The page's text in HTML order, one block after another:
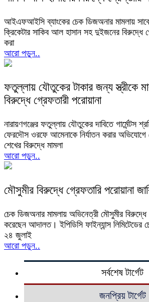
আইএফআইসি ব্যাংকের চেক ডিজঅনার মামলায়
ক্রিকেটার সাকিব আল হাসান সহ দুইজনের বিরুদ্ধে
করা
আরো পড়ুন..
ফতুল্লায় যৌতুকের টাকার জন্য স্ত্রীকে
বিরুদ্ধে গ্রেফতারী পরোয়ানা
নারায়ণগঞ্জের ফতুল্লায় যৌতুকের দাবিতে গার্মেন্টস
ফেরদৌস ওরফে আমেনাকে নির্যাতন করার
শেখের বিরুদ্ধে মামলা
আরো পড়ুন..
মৌসুমীর বিরুদ্ধে গ্রেফতারি পরোয়ানা
চেক ডিজঅনার মামলায় অভিনেত্রী মৌসুমীর বিরুদ্ধে
করেছেন আদালত। ইপিডিসি ফাইন্যান্স লিমিটেডের
২৪ জুলাই
আরো পড়ুন..
সর্বশেষ টার্গেট
জনপ্রিয় টার্গেট